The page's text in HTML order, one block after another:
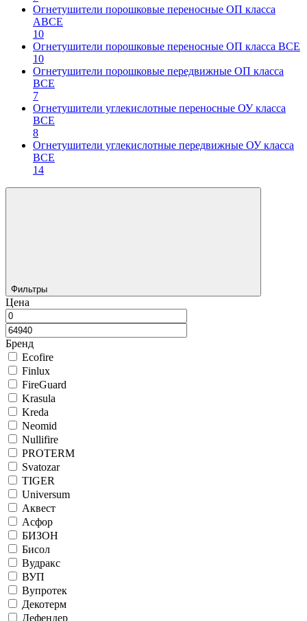
Огнетушители порошковые переносные ОП класса
АВСЕ
10
Огнетушители порошковые переносные ОП класса ВСЕ
10
Огнетушители порошковые передвижные ОП класса
ВСЕ
7
Огнетушители углекислотные переносные ОУ класса
ВСЕ
8
Огнетушители углекислотные передвижные ОУ класса
ВСЕ
14
Фильтры
Цена
Бренд
Ecofire
Finlux
FireGuard
Krasula
Kreda
Neomid
Nullifire
PROTERM
Svatozar
TIGER
Universum
Аквест
Асфор
БИЗОН
Бисол
Вудракс
ВУП
Вупротек
Декотерм
Дефендер